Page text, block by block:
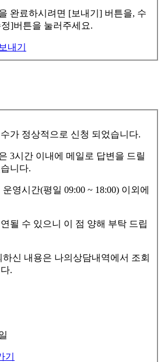
완료하시려면 [보내기] 버튼을, 수
]버튼을 눌러주세요.
보내기
가 정상적으로 신청 되었습니다.
3시간 이내에 메일로 답변을 드릴
니다.
영시간(평일 09:00 ~ 18:00) 이외에
될 수 있으니 이 점 양해 부탁 드립
하신 내용은 나의상담내역에서 조회
.
기